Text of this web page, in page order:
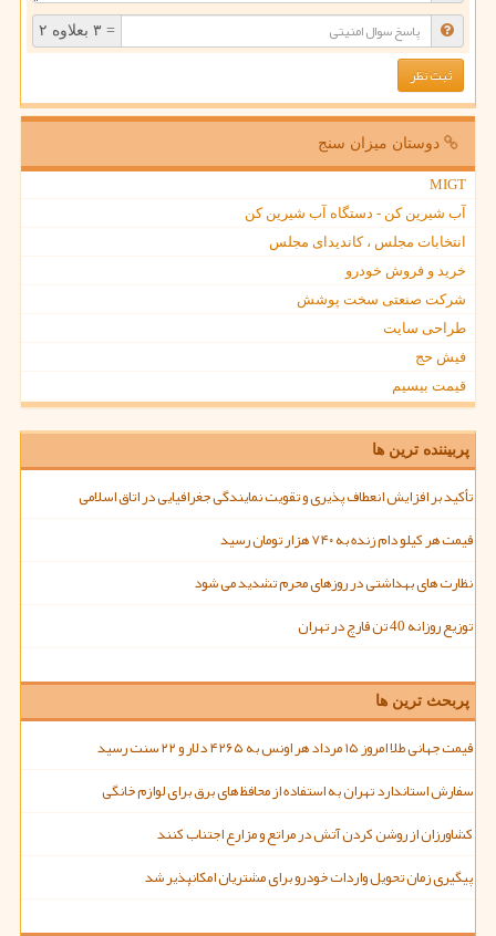
= ۳ بعلاوه ۲
دوستان میزان سنج
MIGT
آب شیرین کن - دستگاه آب شیرین کن
انتخابات مجلس ، کاندیدای مجلس
خرید و فروش خودرو
شرکت صنعتی سخت پوشش
طراحی سایت
فیش حج
قیمت بیسیم
پربیننده ترین ها
تأکید بر افزایش انعطاف پذیری و تقویت نمایندگی جغرافیایی در اتاق اسلامی
قیمت هر کیلو دام زنده به ۷۴۰ هزار تومان رسید
نظارت های بهداشتی در روزهای محرم تشدید می شود
توزیع روزانه 40 تن قارچ در تهران
پربحث ترین ها
قیمت جهانی طلا امروز ۱۵ مرداد هر اونس به ۴۲۶۵ دلار و ۲۲ سنت رسید
سفارش استاندارد تهران به استفاده از محافظ های برق برای لوازم خانگی
کشاورزان از روشن کردن آتش در مراتع و مزارع اجتناب کنند
پیگیری زمان تحویل واردات خودرو برای مشتریان امکانپذیر شد